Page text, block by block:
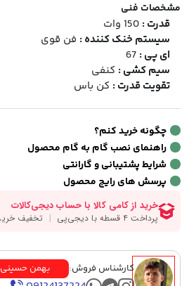
مشخصات فنی
قدرت : 150 وات
سیستم خنک کننده : فن قوی
ای پی : 67
سیم کشی : کنفی
تقویت قدرت : کن باس
چگونه خرید کنم؟
راهنمای نصب گام به گام محصول
شرایط پشتیبانی و گارانتی
پرسش های رایج محصول
کارشناس فروش: بهمن حسینی